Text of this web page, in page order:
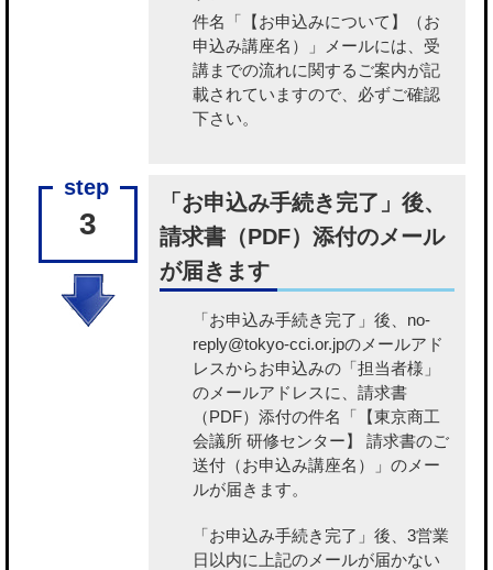
件名「【お申込みについて】（お
申込み講座名）」メールには、受
講までの流れに関するご案内が記
載されていますので、必ずご確認
下さい。
3
「お申込み手続き完了」後、
請求書（PDF）添付のメール
が届きます
「お申込み手続き完了」後、no-
reply@tokyo-cci.or.jpのメールアド
レスからお申込みの「担当者様」
のメールアドレスに、請求書
（PDF）添付の件名「【東京商工
会議所 研修センター】 請求書のご
送付（お申込み講座名）」のメー
ルが届きます。
「お申込み手続き完了」後、3営業
日以内に上記のメールが届かない